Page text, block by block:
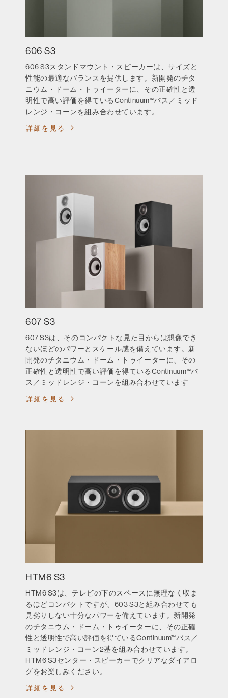
606 S3
606 S3スタンドマウント・スピーカーは、サイズと
性能の最適なバランスを提供します。新開発のチタ
ニウム・ドーム・トゥイーターに、その正確性と透
明性で高い評価を得ているContinuum™バス／ミッド
レンジ・コーンを組み合わせています。
詳細を見る
607 S3
607 S3は、そのコンパクトな見た目からは想像でき
ないほどのパワーとスケール感を備えています。新
開発のチタニウム・ドーム・トゥイーターに、その
正確性と透明性で高い評価を得ているContinuum™バ
ス／ミッドレンジ・コーンを組み合わせています
詳細を見る
HTM6 S3
HTM6 S3は、テレビの下のスペースに無理なく収ま
るほどコンパクトですが、603 S3と組み合わせても
見劣りしない十分なパワーを備えています。新開発
のチタニウム・ドーム・トゥイーターに、その正確
性と透明性で高い評価を得ているContinuum™バス／
ミッドレンジ・コーン2基を組み合わせています。
HTM6 S3センター・スピーカーでクリアなダイアロ
グをお楽しみください。
詳細を見る